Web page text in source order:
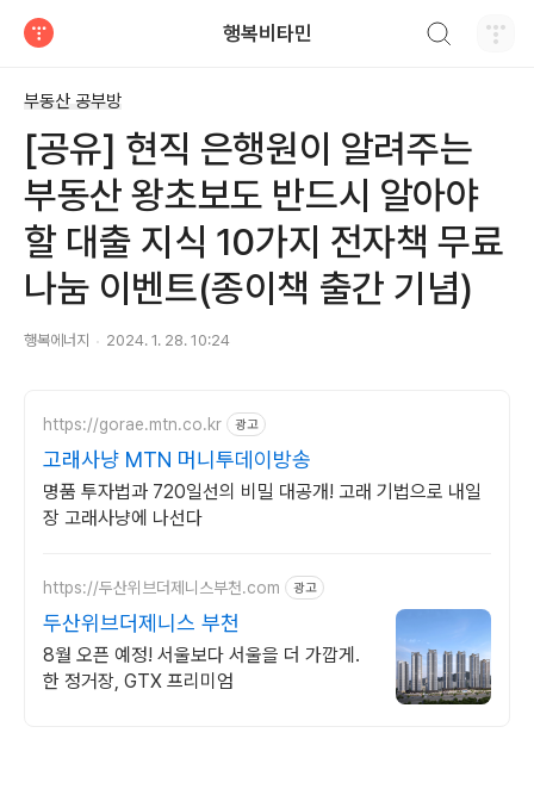
행복비타민
부동산 공부방
[공유] 현직 은행원이 알려주는
부동산 왕초보도 반드시 알아야
할 대출 지식 10가지 전자책 무료
나눔 이벤트(종이책 출간 기념)
행복에너지 2024. 1. 28. 10:24
https://gorae.mtn.co.kr 광고
고래사냥 MTN 머니투데이방송
명품 투자법과 720일선의 비밀 대공개! 고래 기법으로 내일
장 고래사냥에 나선다
https://두산위브더제니스부천.com 광고
두산위브더제니스 부천
8월 오픈 예정! 서울보다 서울을 더 가깝게.
한 정거장, GTX 프리미엄